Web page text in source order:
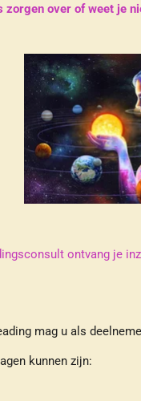
zorgen over of weet je
ontvang je
mag u als
kunnen zijn: